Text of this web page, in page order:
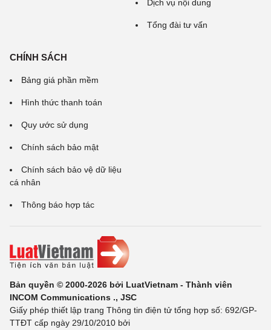
Dịch vụ nội dung
Tổng đài tư vấn
CHÍNH SÁCH
Bảng giá phần mềm
Hình thức thanh toán
Quy ước sử dụng
Chính sách bảo mật
Chính sách bảo vệ dữ liệu
cá nhân
Thông báo hợp tác
Bản quyền © 2000-2026 bởi LuatVietnam - Thành viên
INCOM Communications ., JSC
Giấy phép thiết lập trang Thông tin điện tử tổng hợp số: 692/GP-
TTĐT cấp ngày 29/10/2010 bởi